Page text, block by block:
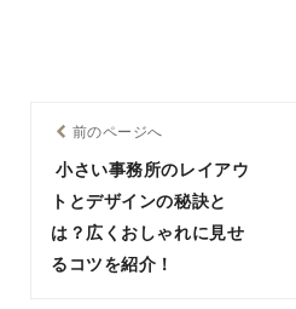
前のページへ
小さい事務所のレイアウ
トとデザインの秘訣と
は？広くおしゃれに見せ
るコツを紹介！